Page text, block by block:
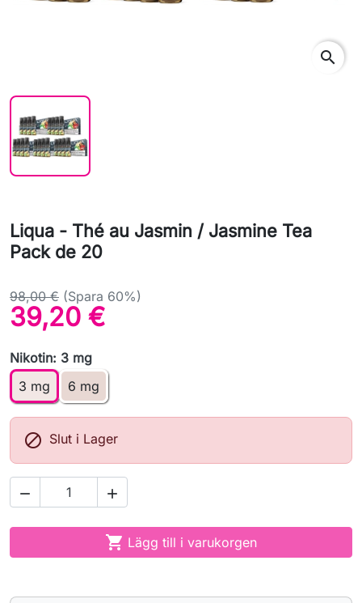
search
Liqua - Thé au Jasmin / Jasmine Tea
Pack de 20
98,00 € (Spara 60%)
39,20 €
Nikotin: 3 mg
3 mg
6 mg
 Slut i Lager
 
 Lägg till i varukorgen